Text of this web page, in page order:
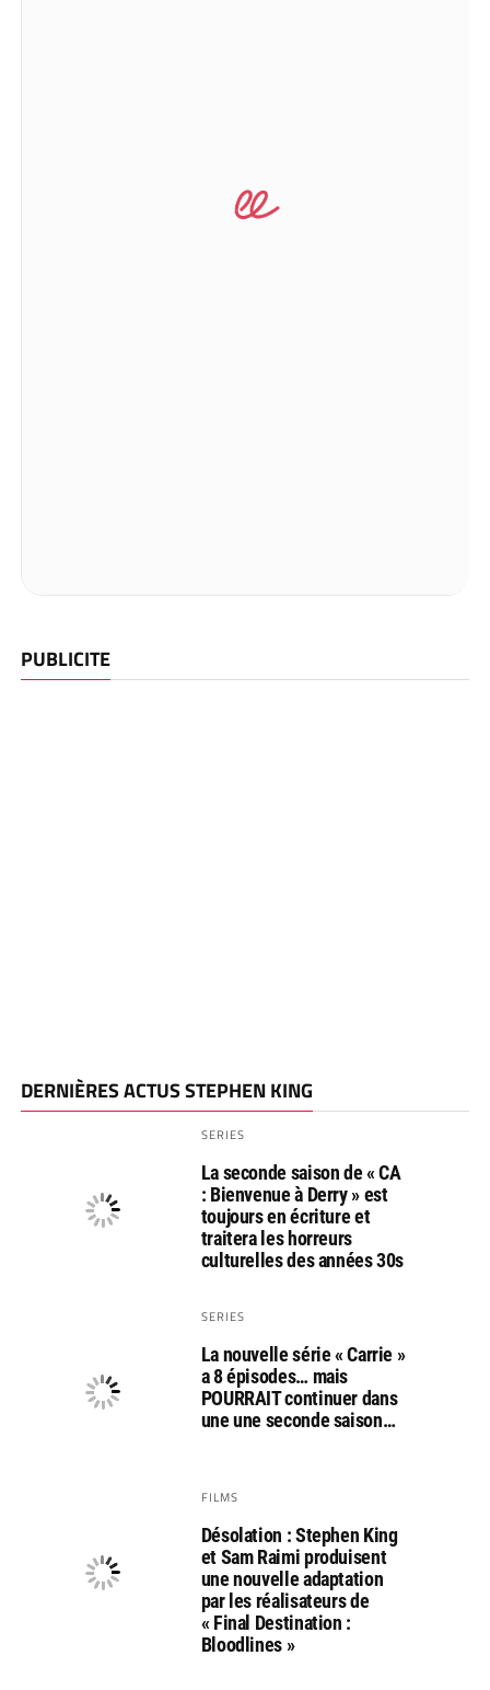
PUBLICITE
DERNIÈRES ACTUS STEPHEN KING
SERIES
La seconde saison de « CA
: Bienvenue à Derry » est
toujours en écriture et
traitera les horreurs
culturelles des années 30s
SERIES
La nouvelle série « Carrie »
a 8 épisodes… mais
POURRAIT continuer dans
une une seconde saison…
FILMS
Désolation : Stephen King
et Sam Raimi produisent
une nouvelle adaptation
par les réalisateurs de
« Final Destination :
Bloodlines »